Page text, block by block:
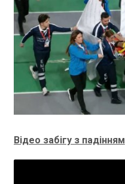
Відео забігу з падінням